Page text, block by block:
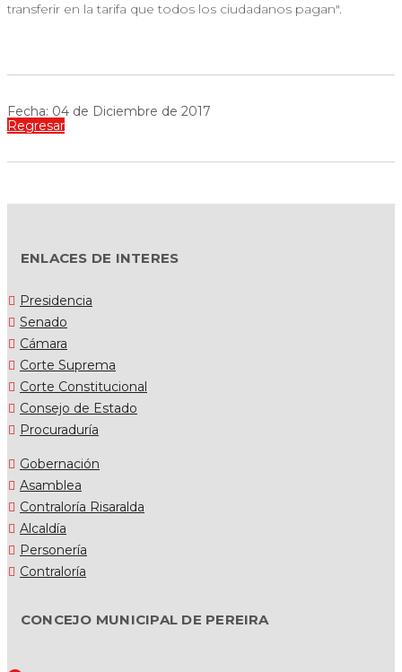
transferir en la tarifa que todos los ciudadanos pagan".
Fecha: 04 de Diciembre de 2017
Regresar
ENLACES DE INTERES
Presidencia
Senado
Cámara
Corte Suprema
Corte Constitucional
Consejo de Estado
Procuraduría
Gobernación
Asamblea
Contraloría Risaralda
Alcaldía
Personería
Contraloría
CONCEJO MUNICIPAL DE PEREIRA